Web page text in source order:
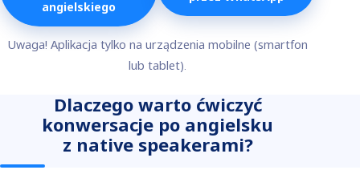
angielskiego
Uwaga! Aplikacja tylko na urządzenia mobilne (smartfon
lub tablet).
Dlaczego warto ćwiczyć
konwersacje po angielsku
z native speakerami?